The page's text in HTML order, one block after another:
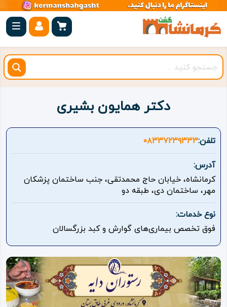
صفحه
اصلی
کرمانشاه
شهرستان
بیستون
روستاهای
هدف
اقامتگاه
ویژه
درباره
ما
دکتر همایون بشیری
تلفن:۰۸۳۳۷۲۳۹۳۳۳
آدرس:
کرمانشاه، خیابان حاج محمدتقی، جنب ساختمان پزشکان
مهر، ساختمان دی، طبقه دو
نوع خدمات:
فوق تخصص بیماری‌های گوارش و کبد بزرگسالان